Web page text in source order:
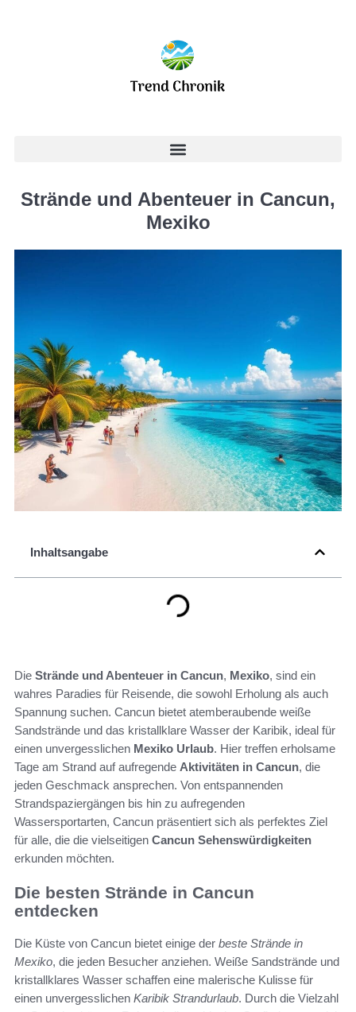
Strände und Abenteuer in Cancun,
Mexiko
Inhaltsangabe
Die Strände und Abenteuer in Cancun, Mexiko, sind ein
wahres Paradies für Reisende, die sowohl Erholung als auch
Spannung suchen. Cancun bietet atemberaubende weiße
Sandstrände und das kristallklare Wasser der Karibik, ideal für
einen unvergesslichen Mexiko Urlaub. Hier treffen erholsame
Tage am Strand auf aufregende Aktivitäten in Cancun, die
jeden Geschmack ansprechen. Von entspannenden
Strandspaziergängen bis hin zu aufregenden
Wassersportarten, Cancun präsentiert sich als perfektes Ziel
für alle, die die vielseitigen Cancun Sehenswürdigkeiten
erkunden möchten.
Die besten Strände in Cancun
entdecken
Die Küste von Cancun bietet einige der beste Strände in
Mexiko, die jeden Besucher anziehen. Weiße Sandstrände und
kristallklares Wasser schaffen eine malerische Kulisse für
einen unvergesslichen Karibik Strandurlaub. Durch die Vielzahl